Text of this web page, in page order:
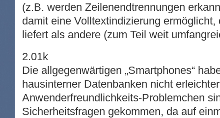
(z.B. werden Zeilenendtrennungen
damit eine Volltextindizierung ermöglicht,
liefert als andere (zum Teil weit
2.01k
Die allgegenwärtigen „Smartphones“
hausinterner Datenbanken nicht
Anwenderfreundlichkeits-Problemchen
Sicherheitsfragen gekommen, da auf